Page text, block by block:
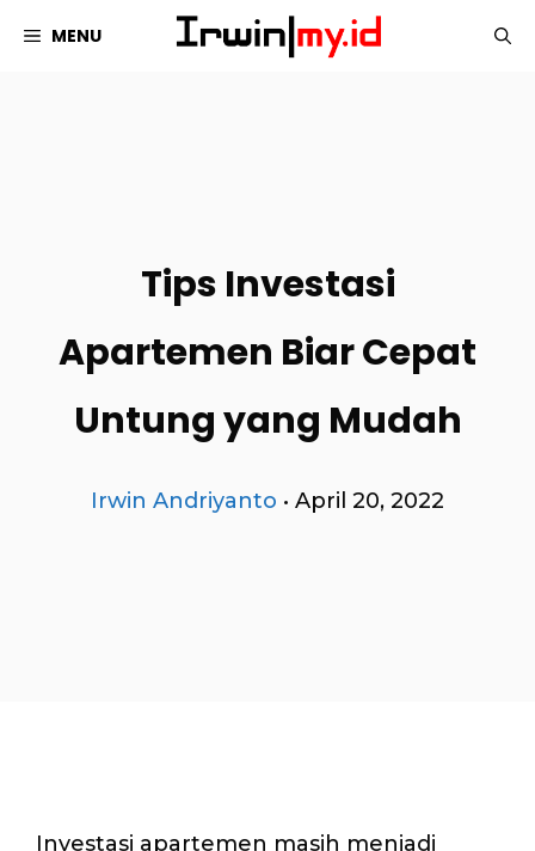
MENU
Tips Investasi
Apartemen Biar Cepat
Untung yang Mudah
Irwin Andriyanto • April 20, 2022
Investasi apartemen masih menjadi